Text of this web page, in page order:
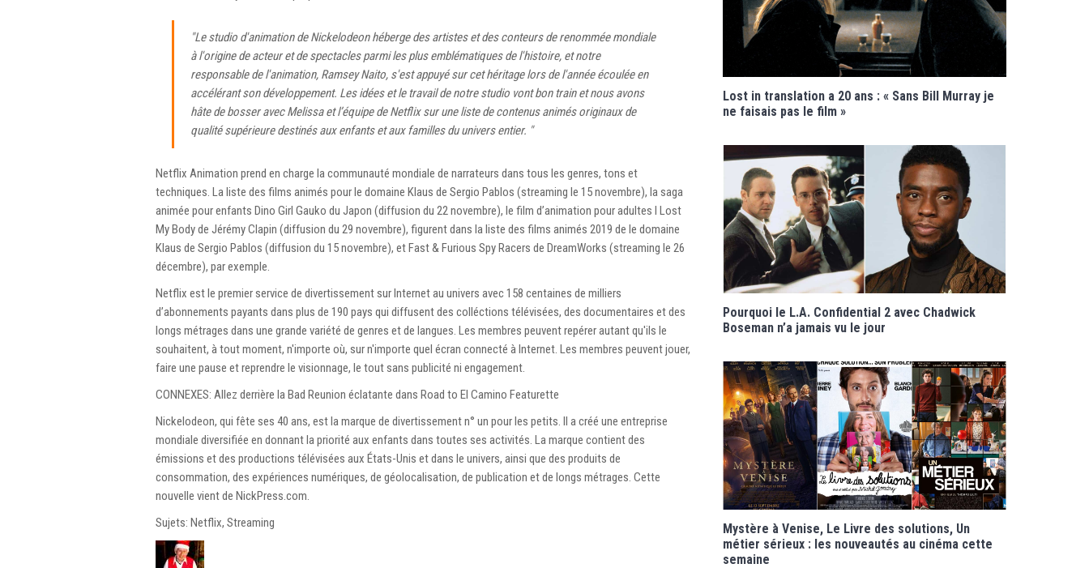
"Le studio d'animation de Nickelodeon héberge des artistes et des conteurs de renommée mondiale
à l'origine de acteur et de spectacles parmi les plus emblématiques de l'histoire, et notre
responsable de l'animation, Ramsey Naito, s'est appuyé sur cet héritage lors de l'année écoulée en
accélérant son développement. Les idées et le travail de notre studio vont bon train et nous avons
hâte de bosser avec Melissa et l’équipe de Netflix sur une liste de contenus animés originaux de
qualité supérieure destinés aux enfants et aux familles du univers entier. "
Netflix Animation prend en charge la communauté mondiale de narrateurs dans tous les genres, tons et
techniques. La liste des films animés pour le domaine Klaus de Sergio Pablos (streaming le 15 novembre), la saga
animée pour enfants Dino Girl Gauko du Japon (diffusion du 22 novembre), le film d’animation pour adultes I Lost
My Body de Jérémy Clapin (diffusion du 29 novembre), figurent dans la liste des films animés 2019 de le domaine
Klaus de Sergio Pablos (diffusion du 15 novembre), et Fast & Furious Spy Racers de DreamWorks (streaming le 26
décembre), par exemple.
Netflix est le premier service de divertissement sur Internet au univers avec 158 centaines de milliers
d’abonnements payants dans plus de 190 pays qui diffusent des colléctions télévisées, des documentaires et des
longs métrages dans une grande variété de genres et de langues. Les membres peuvent repérer autant qu'ils le
souhaitent, à tout moment, n'importe où, sur n'importe quel écran connecté à Internet. Les membres peuvent jouer,
faire une pause et reprendre le visionnage, le tout sans publicité ni engagement.
CONNEXES: Allez derrière la Bad Reunion éclatante dans Road to El Camino Featurette
Nickelodeon, qui fête ses 40 ans, est la marque de divertissement n° un pour les petits. Il a créé une entreprise
mondiale diversifiée en donnant la priorité aux enfants dans toutes ses activités. La marque contient des
émissions et des productions télévisées aux États-Unis et dans le univers, ainsi que des produits de
consommation, des expériences numériques, de géolocalisation, de publication et de longs métrages. Cette
nouvelle vient de NickPress.com.
Sujets: Netflix, Streaming
Lost in translation a 20 ans : « Sans Bill Murray je
ne faisais pas le film »
Pourquoi le L.A. Confidential 2 avec Chadwick
Boseman n’a jamais vu le jour
Mystère à Venise, Le Livre des solutions, Un
métier sérieux : les nouveautés au cinéma cette
semaine